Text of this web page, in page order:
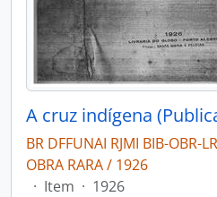
BR DFFUNAI RJMI BIB-OBR-
OBRA RARA / 1926
· Item · 1926